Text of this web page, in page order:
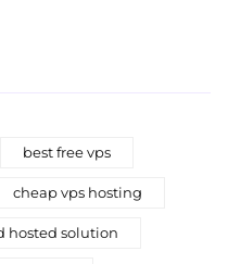
best free vps
cheap vps hosting
hosted solution